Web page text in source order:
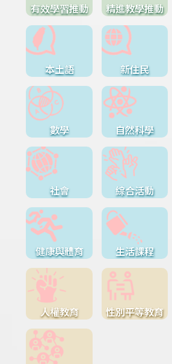
有效學習推動 精進教學推動
本土語 新住民
數學 自然科學
社會 綜合活動
健康與體育 生活課程
人權教育 性別平等教育